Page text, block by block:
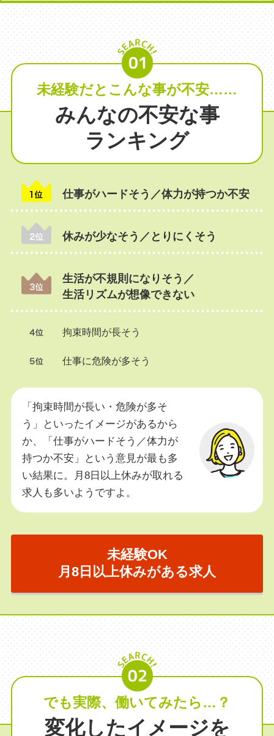
未経験だとこんな事が不安……
みんなの不安な事
ランキング
仕事がハードそう／体力が持つか不安
休みが少なそう／とりにくそう
生活が不規則になりそう／
生活リズムが想像できない
拘束時間が長そう
仕事に危険が多そう
「拘束時間が長い・危険が多そ
う」といったイメージがあるから
か、「仕事がハードそう／体力が
持つか不安」という意見が最も多
い結果に。月8日以上休みが取れる
求人も多いようですよ。
未経験OK
月8日以上休みがある求人
でも実際、働いてみたら…？
変化したイメージを